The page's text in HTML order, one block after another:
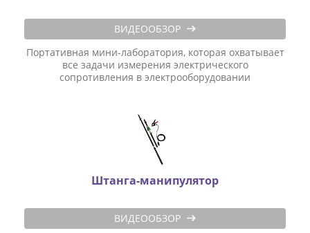
ВИДЕООБЗОР
Портативная мини-лаборатория, которая охватывает
все задачи измерения электрического
сопротивления в электрооборудовании
Штанга-манипулятор
ВИДЕООБЗОР